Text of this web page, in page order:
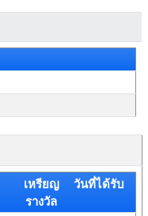
เหรียญ
รางวัล
วันที่ได้รับ